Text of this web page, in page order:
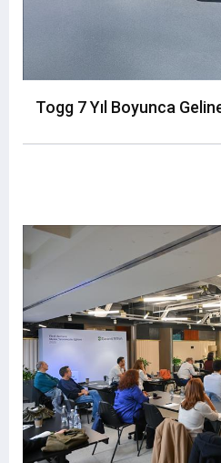
Togg 7 Yıl Boyunca